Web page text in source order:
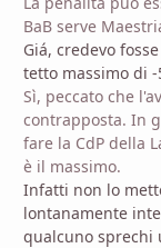
BaB serve
Giá, credevo
tetto massimo di -
Sì, peccato che
contrapposta. In
fare la CdP della
è il massimo.
Infatti non lo
lontanamente
qualcuno sprechi